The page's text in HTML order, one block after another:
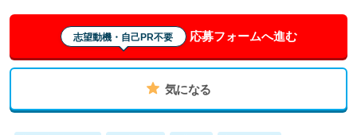
志望動機・自己PR不要 応募フォームへ進む
気になる